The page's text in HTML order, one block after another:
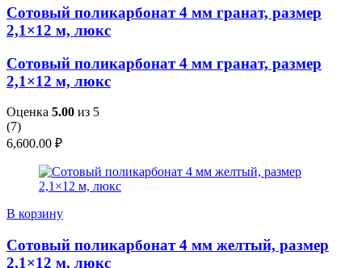
Сотовый поликарбонат 4 мм гранат, размер
2,1×12 м, люкс
Сотовый поликарбонат 4 мм гранат, размер
2,1×12 м, люкс
Оценка 5.00 из 5
(7)
6,600.00 ₽
В корзину
Сотовый поликарбонат 4 мм желтый, размер
2,1×12 м, люкс